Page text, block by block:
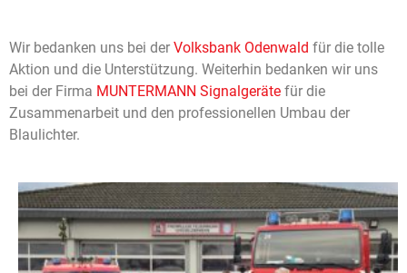
Wir bedanken uns bei der Volksbank Odenwald für die tolle
Aktion und die Unterstützung. Weiterhin bedanken wir uns
bei der Firma MUNTERMANN Signalgeräte für die
Zusammenarbeit und den professionellen Umbau der
Blaulichter.